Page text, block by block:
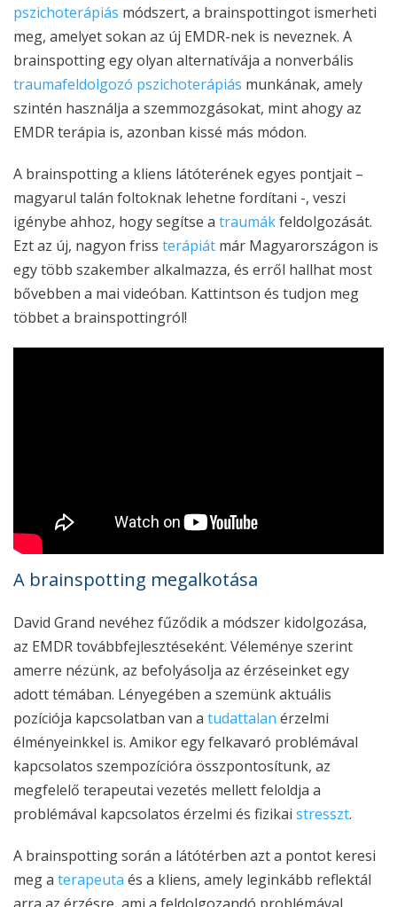
pszichoterápiás módszert, a brainspottingot ismerheti
meg, amelyet sokan az új EMDR-nek is neveznek. A
brainspotting egy olyan alternatívája a nonverbális
traumafeldolgozó pszichoterápiás munkának, amely
szintén használja a szemmozgásokat, mint ahogy az
EMDR terápia is, azonban kissé más módon.
A brainspotting a kliens látóterének egyes pontjait –
magyarul talán foltoknak lehetne fordítani -, veszi
igénybe ahhoz, hogy segítse a traumákfeldolgozását.
Ezt az új, nagyon friss terápiát már Magyarországon is
egy több szakember alkalmazza, és erről hallhat most
bővebben a mai videóban. Kattintson és tudjon meg
többet a brainspottingról!
A brainspotting megalkotása
David Grand nevéhez fűződik a módszer kidolgozása,
az EMDR továbbfejlesztéseként. Véleménye szerint
amerre nézünk, az befolyásolja az érzéseinket egy
adott témában. Lényegében a szemünk aktuális
pozíciója kapcsolatban van a tudattalan érzelmi
élményeinkkel is. Amikor egy felkavaró problémával
kapcsolatos szempozícióra összpontosítunk, az
megfelelő terapeutai vezetés mellett feloldja a
problémával kapcsolatos érzelmi és fizikai stresszt.
A brainspotting során a látótérben azt a pontot keresi
meg a terapeuta és a kliens, amely leginkább reflektál